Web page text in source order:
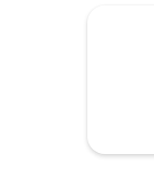
piscina
jogos e
pé de